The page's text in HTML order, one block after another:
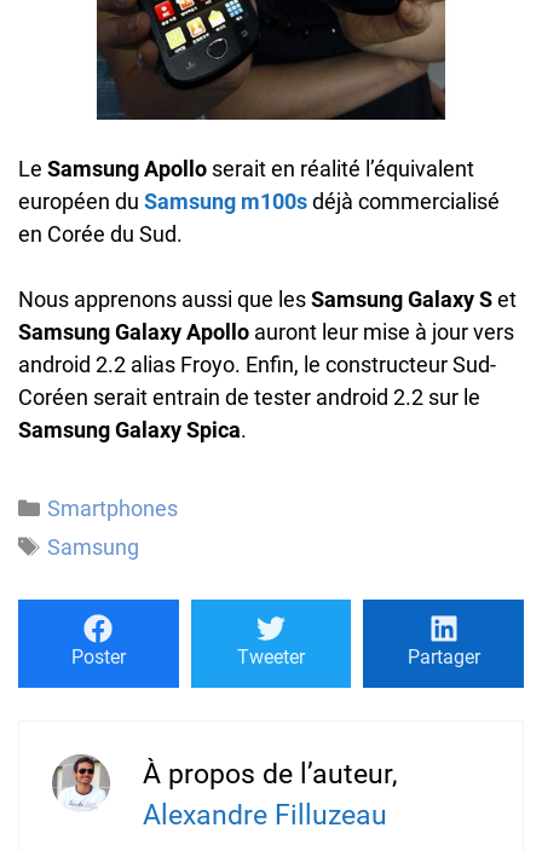
Le Samsung Apollo serait en réalité l’équivalent
européen du Samsung m100sdéjà commercialisé
en Corée du Sud.
Nous apprenons aussi que lesSamsung Galaxy Set
Samsung Galaxy Apollo auront leur mise à jour vers
android 2.2 alias Froyo. Enfin, le constructeur Sud-
Coréen serait entrain de tester android 2.2 sur le
Samsung Galaxy Spica.
Catégories
Smartphones
Étiquettes
Samsung
Poster Tweeter Partager
À propos de l’auteur,
Alexandre Filluzeau